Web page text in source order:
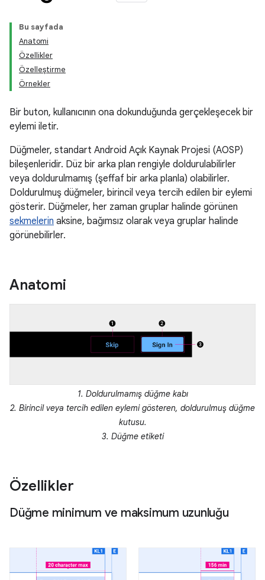
Bu sayfada
Anatomi
Özellikler
Özelleştirme
Örnekler
Bir buton, kullanıcının ona dokunduğunda gerçekleşecek bir
eylemi iletir.
Düğmeler, standart Android Açık Kaynak Projesi (AOSP)
bileşenleridir. Düz bir arka plan rengiyle doldurulabilirler
veya doldurulmamış (şeffaf bir arka planla) olabilirler.
Doldurulmuş düğmeler, birincil veya tercih edilen bir eylemi
gösterir. Düğmeler, her zaman gruplar halinde görünen
sekmelerin aksine, bağımsız olarak veya gruplar halinde
görünebilirler.
Anatomi
1. Doldurulmamış düğme kabı
2. Birincil veya tercih edilen eylemi gösteren, doldurulmuş düğme
kutusu.
3. Düğme etiketi
Özellikler
Düğme minimum ve maksimum uzunluğu